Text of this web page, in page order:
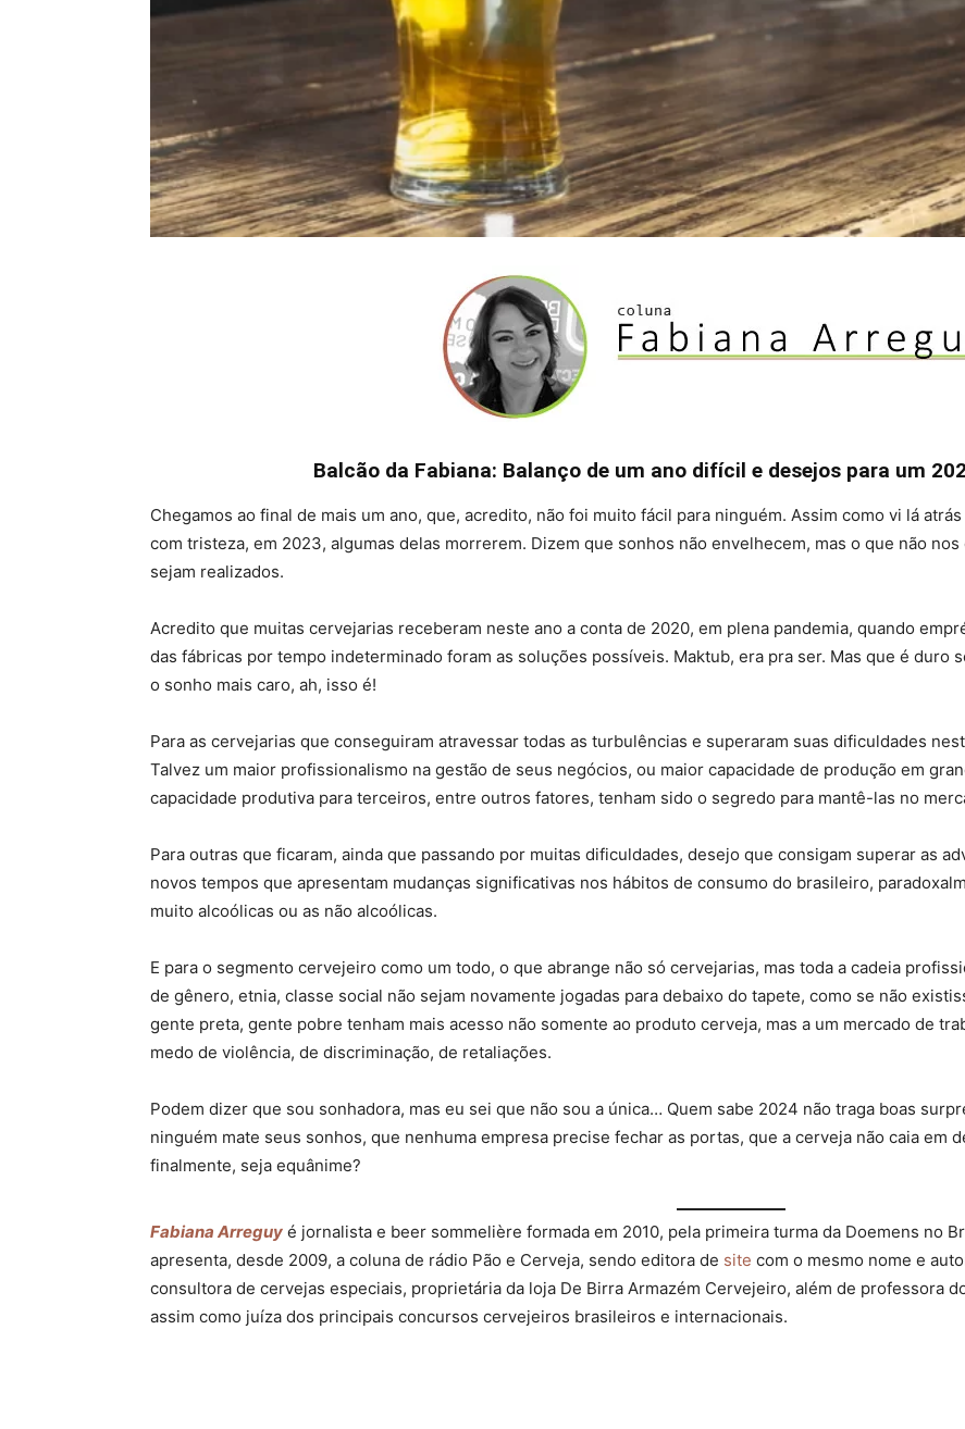
Balcão da Fabiana: Balanço de um ano difícil e desejos para um
Chegamos ao final de mais um ano, que, acredito, não foi muito fácil para ninguém. Assim como vi lá
com tristeza, em 2023, algumas delas morrerem. Dizem que sonhos não envelhecem, mas o que não
sejam realizados.
Acredito que muitas cervejarias receberam neste ano a conta de 2020, em plena pandemia, quando
das fábricas por tempo indeterminado foram as soluções possíveis. Maktub, era pra ser. Mas que é duro
o sonho mais caro, ah, isso é!
Para as cervejarias que conseguiram atravessar todas as turbulências e superaram suas dificuldades
Talvez um maior profissionalismo na gestão de seus negócios, ou maior capacidade de produção em
capacidade produtiva para terceiros, entre outros fatores, tenham sido o segredo para mantê-las no
Para outras que ficaram, ainda que passando por muitas dificuldades, desejo que consigam superar as
novos tempos que apresentam mudanças significativas nos hábitos de consumo do brasileiro,
muito alcoólicas ou as não alcoólicas.
E para o segmento cervejeiro como um todo, o que abrange não só cervejarias, mas toda a cadeia
de gênero, etnia, classe social não sejam novamente jogadas para debaixo do tapete, como se não
gente preta, gente pobre tenham mais acesso não somente ao produto cerveja, mas a um mercado de
medo de violência, de discriminação, de retaliações.
Podem dizer que sou sonhadora, mas eu sei que não sou a única… Quem sabe 2024 não traga boas
ninguém mate seus sonhos, que nenhuma empresa precise fechar as portas, que a cerveja não caia em
finalmente, seja equânime?
Fabiana Arreguy é jornalista e beer sommelière formada em 2010, pela primeira turma da Doemens no
apresenta, desde 2009, a coluna de rádio Pão e Cerveja, sendo editora de site com o mesmo nome e
consultora de cervejas especiais, proprietária da loja De Birra Armazém Cervejeiro, além de professora
assim como juíza dos principais concursos cervejeiros brasileiros e internacionais.